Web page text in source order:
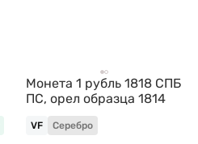
Монета 1 рубль 1818 СПБ
ПС, орел образца 1814
VF Серебро